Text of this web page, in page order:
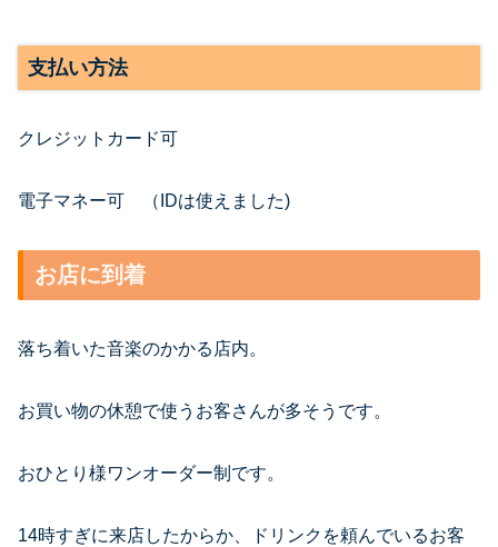
支払い方法
クレジットカード可
電子マネー可 （IDは使えました)
お店に到着
落ち着いた音楽のかかる店内。
お買い物の休憩で使うお客さんが多そうです。
おひとり様ワンオーダー制です。
14時すぎに来店したからか、ドリンクを頼んでいるお客